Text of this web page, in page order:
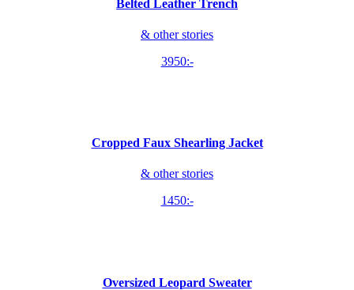
Belted Leather Trench
& other stories
3950:-
Cropped Faux Shearling Jacket
& other stories
1450:-
Oversized Leopard Sweater